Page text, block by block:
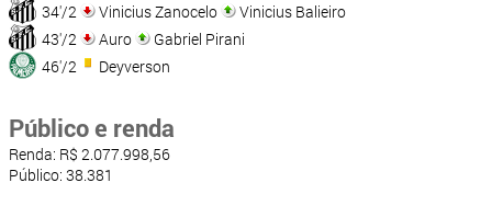
34'/2
Vinicius Zanocelo
Vinicius Balieiro
43'/2
Auro
Gabriel Pirani
46'/2
Deyverson
Público e renda
Renda: R$ 2.077.998,56
Público: 38.381